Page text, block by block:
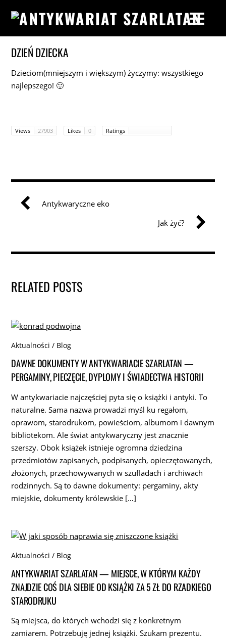
DZIEŃ DZIECKA
Dzieciom(mniejszym i większym) życzymy: wszystkiego
najlepszego! 🙂
Views 27903 Likes 0 Ratings
Antykwaryczne eko
Jak żyć?
RELATED POSTS
Aktualności / Blog
DAWNE DOKUMENTY W ANTYKWARIACIE SZARLATAN —
PERGAMINY, PIECZĘCIE, DYPLOMY I ŚWIADECTWA HISTORII
W antykwariacie najczęściej pyta się o książki i antyki. To
naturalne. Sama nazwa prowadzi myśl ku regałom,
oprawom, starodrukom, powieściom, albumom i dawnym
bibliotekom. Ale świat antykwaryczny jest znacznie
szerszy. Obok książek istnieje ogromna dziedzina
przedmiotów zapisanych, podpisanych, opieczętowanych,
złożonych, przechowywanych w szufladach i archiwach
rodzinnych. Są to dawne dokumenty: pergaminy, akty
miejskie, dokumenty królewskie […]
Aktualności / Blog
ANTYKWARIAT SZARLATAN — MIEJSCE, W KTÓRYM KAŻDY
ZNAJDZIE COŚ DLA SIEBIE OD KSIĄŻKI ZA 5 ZŁ DO RZADKIEGO
STARODRUKU
Są miejsca, do których wchodzi się z konkretnym
zamiarem. Potrzebuję jednej książki. Szukam prezentu.